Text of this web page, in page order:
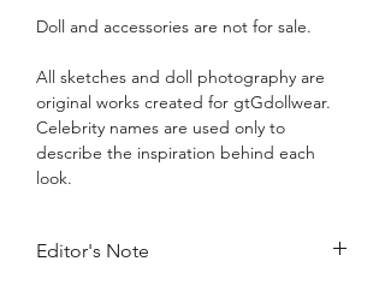
Doll and accessories are not for sale.
All sketches and doll photography are
original works created for gtGdollwear.
Celebrity names are used only to
describe the inspiration behind each
look.
Editor's Note